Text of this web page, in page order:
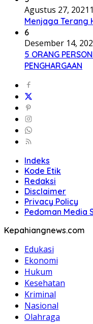
Agustus 27, 2021
Menjaga Terang
6
Desember 14,
5 ORANG
PENGHARGAAN
Indeks
Kode Etik
Redaksi
Disclaimer
Privacy Policy
Pedoman Media
Kepahiangnews.com
Edukasi
Ekonomi
Hukum
Kesehatan
Kriminal
Nasional
Olahraga